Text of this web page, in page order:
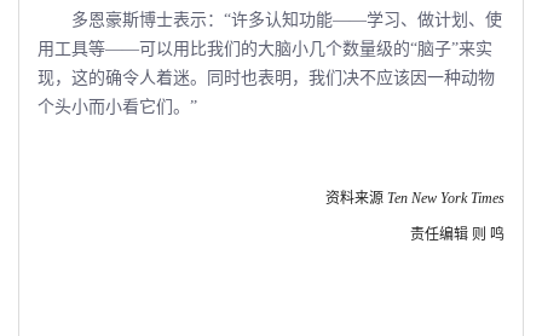
多恩豪斯博士表示：“许多认知功能――学习、做计划、使
用工具等――可以用比我们的大脑小几个数量级的“脑子”来实
现，这的确令人着迷。同时也表明，我们决不应该因一种动物
个头小而小看它们。”
资料来源 Ten New York Times
责任编辑 则 鸣